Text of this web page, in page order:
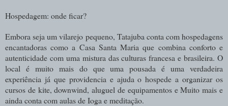
Hospedagem: onde ficar?
Embora seja um vilarejo pequeno, Tatajuba conta com hospedagens
encantadoras como a Casa Santa Maria que combina conforto e
autenticidade com uma mistura das culturas francesa e brasileira. O
local é muito mais do que uma pousada é uma verdadeira
experiência já que providencia e ajuda o hospede a organizar os
cursos de kite, downwind, aluguel de equipamentos e Muito mais e
ainda conta com aulas de Ioga e meditação.